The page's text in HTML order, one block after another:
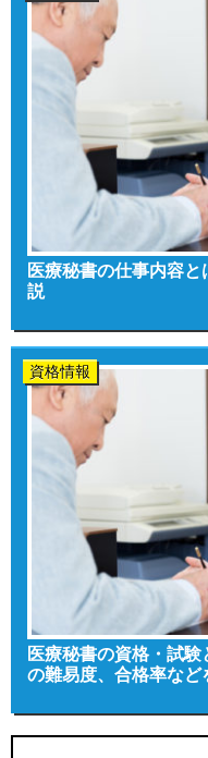
医療秘書の仕事内容
説
資格情報
医療秘書の資格・試
の難易度、合格率など